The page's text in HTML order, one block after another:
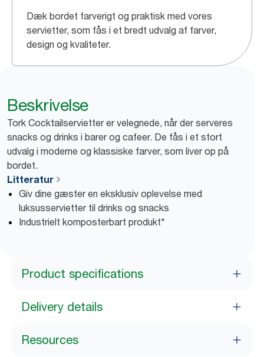
Dæk bordet farverigt og praktisk med vores
servietter, som fås i et bredt udvalg af farver,
design og kvaliteter.
Beskrivelse
Tork Cocktailservietter er velegnede, når der serveres
snacks og drinks i barer og cafeer. De fås i et stort
udvalg i moderne og klassiske farver, som liver op på
bordet.
Litteratur
Giv dine gæster en eksklusiv oplevelse med
luksusservietter til drinks og snacks
Industrielt komposterbart produkt*
Product specifications
Delivery details
Resources